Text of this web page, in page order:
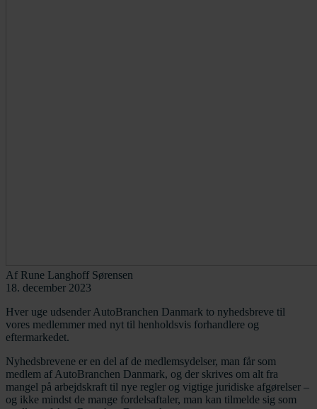
Af Rune Langhoff Sørensen
18. december 2023
Hver uge udsender AutoBranchen Danmark to nyhedsbreve til
vores medlemmer med nyt til henholdsvis forhandlere og
eftermarkedet.
Nyhedsbrevene er en del af de medlemsydelser, man får som
medlem af AutoBranchen Danmark, og der skrives om alt fra
mangel på arbejdskraft til nye regler og vigtige juridiske afgørelser –
og ikke mindst de mange fordelsaftaler, man kan tilmelde sig som